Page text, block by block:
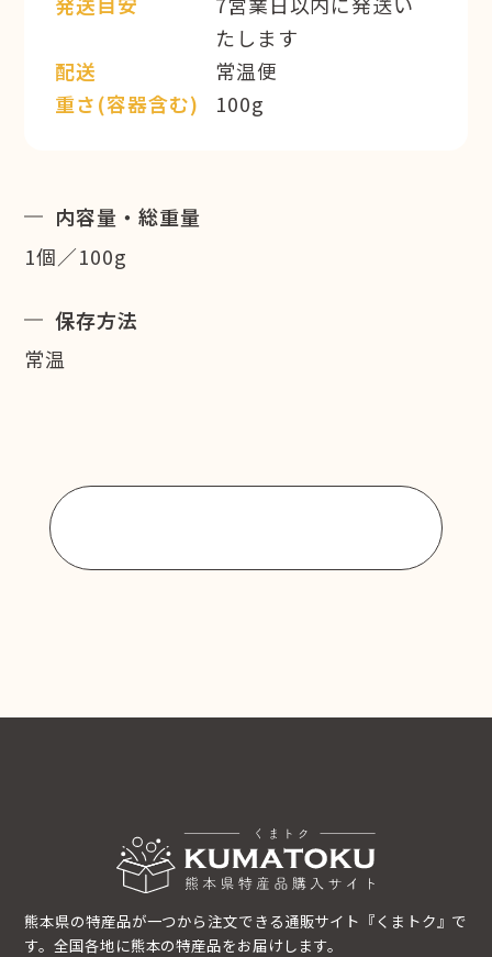
たします
配送
常温便
重さ(容器含む)
100g
内容量・総重量
1個／100g
保存方法
常温
熊本県の特産品が一つから注文できる通販サイト『くまトク』で
す。全国各地に熊本の特産品をお届けします。